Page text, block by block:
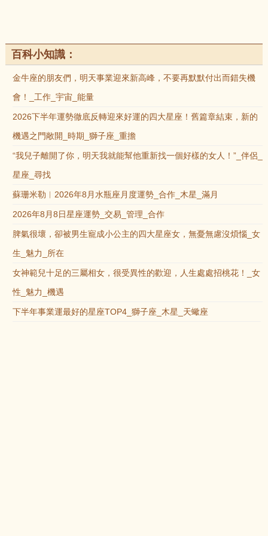
百科小知識：
金牛座的朋友們，明天事業迎來新高峰，不要再默默付出而錯失機
會！_工作_宇宙_能量
2026下半年運勢徹底反轉迎來好運的四大星座！舊篇章結束，新的
機遇之門敞開_時期_獅子座_重擔
“我兒子離開了你，明天我就能幫他重新找一個好樣的女人！”_伴侶_
星座_尋找
蘇珊米勒︱2026年8月水瓶座月度運勢_合作_木星_滿月
2026年8月8日星座運勢_交易_管理_合作
脾氣很壞，卻被男生寵成小公主的四大星座女，無憂無慮沒煩惱_女
生_魅力_所在
女神範兒十足的三屬相女，很受異性的歡迎，人生處處招桃花！_女
性_魅力_機遇
下半年事業運最好的星座TOP4_獅子座_木星_天蠍座